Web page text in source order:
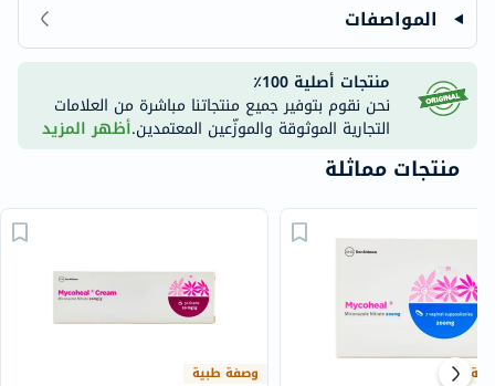
المواصفات
منتجات أصلية 100٪
نحن نقوم بتوفير جميع منتجاتنا مباشرة من العلامات
التجارية الموثوقة والموزّعين المعتمدين.أظهر المزيد
منتجات مماثلة
وصفة طبية